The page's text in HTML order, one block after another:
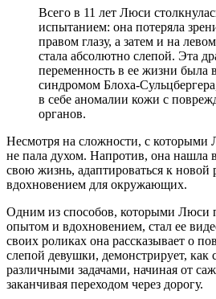
Всего в 11 лет Люси
испытанием: она потеряла
правом глазу, а затем и на
стала абсолютно слепой. Эта
переменность в ее жизни была
синдромом Блоха-
в себе аномалии кожи с
органов.
Несмотря на сложности, с которыми
не пала духом. Напротив, она нашла
свою жизнь, адаптироваться к новой
вдохновением для окружающих.
Одним из способов, которыми Люси
опытом и вдохновением, стал ее
своих роликах она рассказывает о
слепой девушки, демонстрирует, как
различными задачами, начиная от
заканчивая переходом через дорогу.